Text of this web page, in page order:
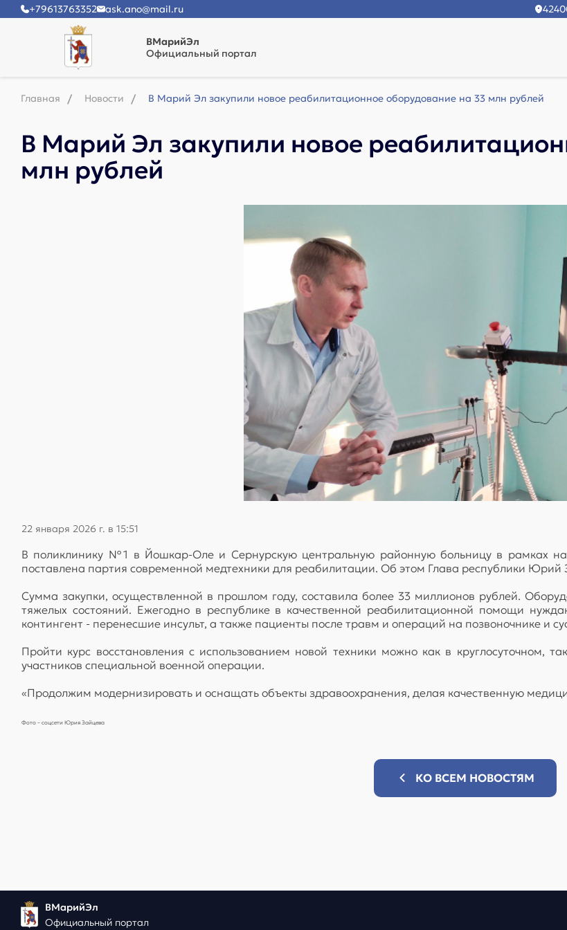
+79613763352 ask.ano@mail.ru
ВМарийЭл
Официальный портал
Главная Новости В Марий Эл закупили новое реабилитационное оборудование на 33 млн рублей
В Марий Эл закупили новое
млн рублей
22 января 2026 г. в 15:51
В поликлинику №1 в Йошкар-Оле и Сернурскую центральную районную больницу в рамках
поставлена партия современной медтехники для реабилитации. Об этом Глава республики Юрий
Сумма закупки, осуществленной в прошлом году, составила более 33 миллионов рублей.
тяжелых состояний. Ежегодно в республике в качественной реабилитационной помощи
контингент - перенесшие инсульт, а также пациенты после травм и операций на позвоночнике и
Пройти курс восстановления с использованием новой техники можно как в круглосуточном,
участников специальной военной операции.
«Продолжим модернизировать и оснащать объекты здравоохранения, делая качественную
Фото – соцсети Юрия Зайцева
КО ВСЕМ НОВОСТЯМ
ВМарийЭл
Официальный портал